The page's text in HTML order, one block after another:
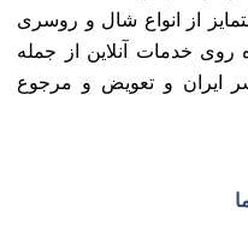
از انواع شال و روسری
روی خدمات آنلاین از جمله
ایران و تعویض و مرجوع